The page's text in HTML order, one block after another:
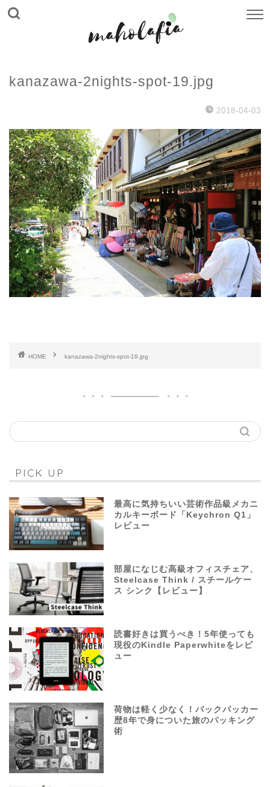
kanazawa-2nights-spot-19.jpg
2018-04-03
HOME kanazawa-2nights-spot-19.jpg
PICK UP
最高に気持ちいい芸術作品級メカニ
カルキーボード「Keychron Q1」
レビュー
部屋になじむ高級オフィスチェア、
Steelcase Think / スチールケー
ス シンク【レビュー】
読書好きは買うべき！5年使っても
現役のKindle Paperwhiteをレビ
ュー
荷物は軽く少なく！バックパッカー
歴8年で身についた旅のパッキング
術